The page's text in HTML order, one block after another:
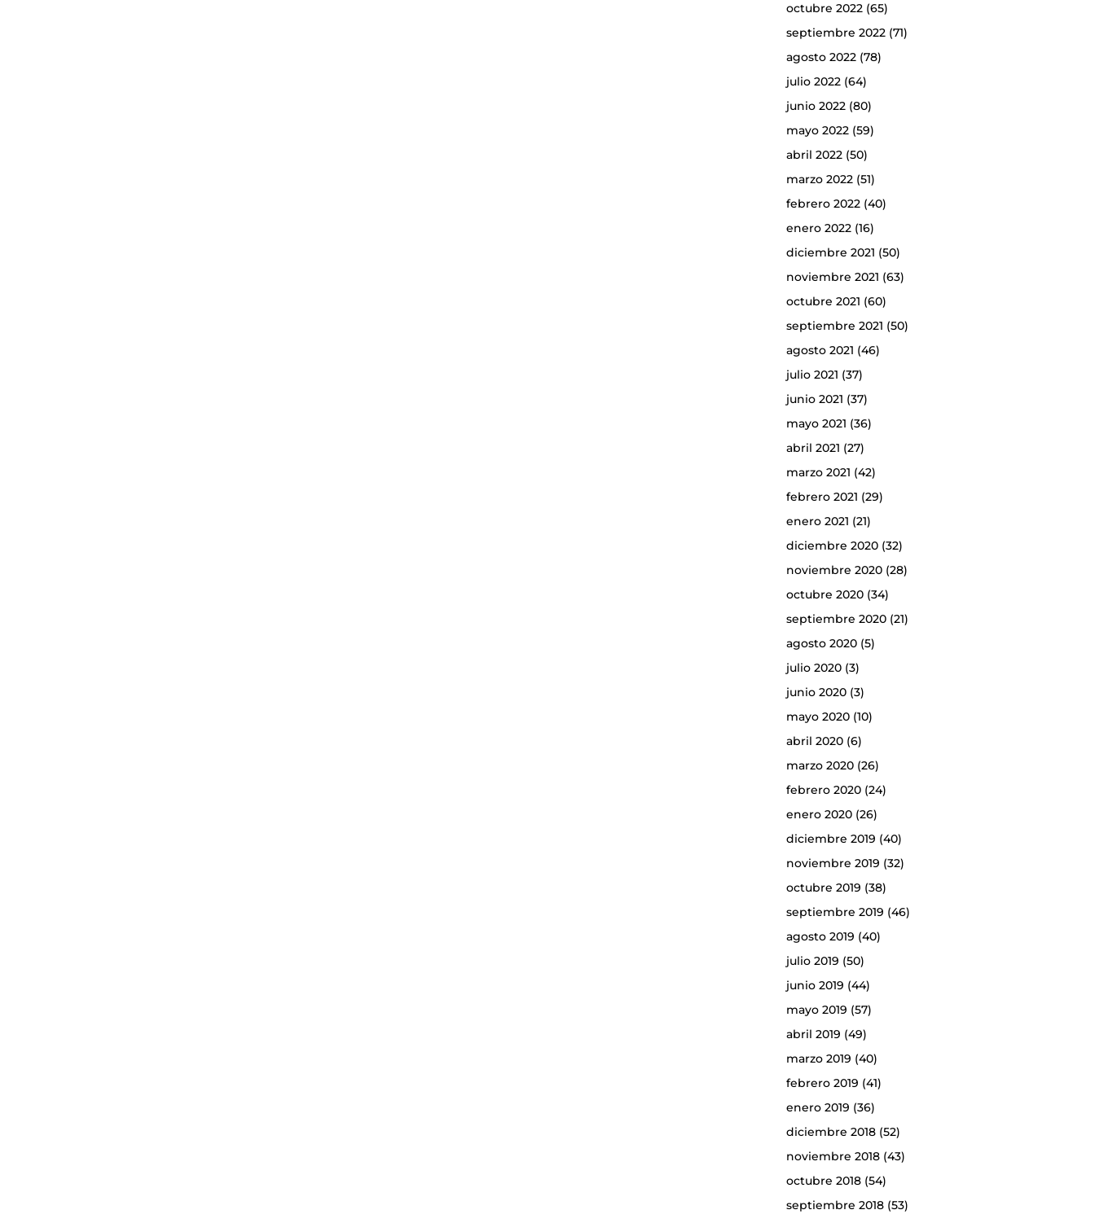
octubre 2022(65)
septiembre 2022(71)
agosto 2022(78)
julio 2022(64)
junio 2022(80)
mayo 2022(59)
abril 2022(50)
marzo 2022(51)
febrero 2022(40)
enero 2022(16)
diciembre 2021 (50)
noviembre 2021 (63)
octubre 2021 (60)
septiembre 2021 (50)
agosto 2021 (46)
julio 2021 (37)
junio 2021 (37)
mayo 2021 (36)
abril 2021 (27)
marzo 2021 (42)
febrero 2021 (29)
enero 2021 (21)
diciembre 2020(32)
noviembre 2020(28)
octubre 2020(34)
septiembre 2020(21)
agosto 2020(5)
julio 2020(3)
junio 2020(3)
mayo 2020(10)
abril 2020(6)
marzo 2020(26)
febrero 2020(24)
enero 2020(26)
diciembre 2019 (40)
noviembre 2019 (32)
octubre 2019 (38)
septiembre 2019 (46)
agosto 2019 (40)
julio 2019 (50)
junio 2019 (44)
mayo 2019 (57)
abril 2019 (49)
marzo 2019 (40)
febrero 2019 (41)
enero 2019 (36)
diciembre 2018(52)
noviembre 2018(43)
octubre 2018(54)
septiembre 2018(53)